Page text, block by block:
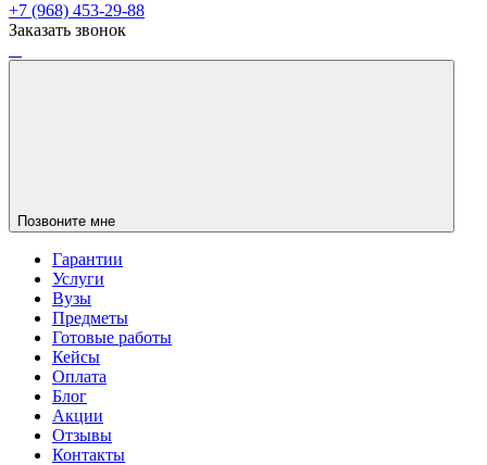
+7 (968) 453-29-88
Заказать звонок
Позвоните мне
Гарантии
Услуги
Вузы
Предметы
Готовые работы
Кейсы
Оплата
Блог
Акции
Отзывы
Контакты